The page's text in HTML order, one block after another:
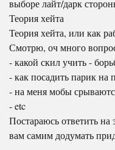
выборе лайт/дарк
Теория хейта
Теория хейта, или как
Смотрю, оч много
- какой скил учить -
- как посадить парик на
- на меня мобы
- etc
Постараюсь ответить на
вам самим додумать